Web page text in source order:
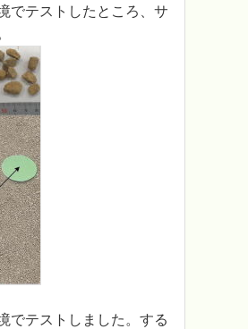
でテストしたところ、サ
でテストしました。する